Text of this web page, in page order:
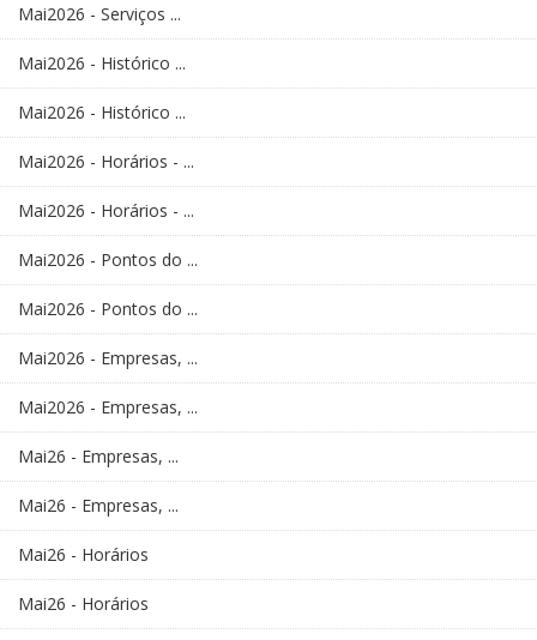
Mai2026 - Serviços ...
Mai2026 - Histórico ...
Mai2026 - Histórico ...
Mai2026 - Horários - ...
Mai2026 - Horários - ...
Mai2026 - Pontos do ...
Mai2026 - Pontos do ...
Mai2026 - Empresas, ...
Mai2026 - Empresas, ...
Mai26 - Empresas, ...
Mai26 - Empresas, ...
Mai26 - Horários
Mai26 - Horários